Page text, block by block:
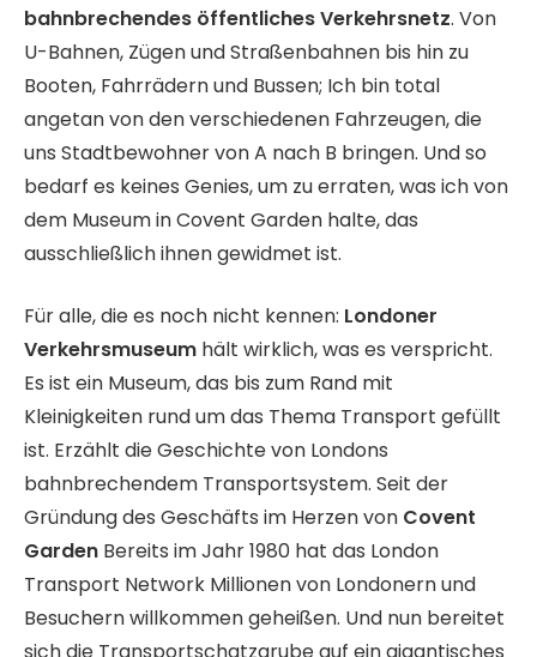
bahnbrechendes öffentliches Verkehrsnetz. Von
U-Bahnen, Zügen und Straßenbahnen bis hin zu
Booten, Fahrrädern und Bussen; Ich bin total
angetan von den verschiedenen Fahrzeugen, die
uns Stadtbewohner von A nach B bringen. Und so
bedarf es keines Genies, um zu erraten, was ich von
dem Museum in Covent Garden halte, das
ausschließlich ihnen gewidmet ist.
Für alle, die es noch nicht kennen: Londoner
Verkehrsmuseum hält wirklich, was es verspricht.
Es ist ein Museum, das bis zum Rand mit
Kleinigkeiten rund um das Thema Transport gefüllt
ist. Erzählt die Geschichte von Londons
bahnbrechendem Transportsystem. Seit der
Gründung des Geschäfts im Herzen von Covent
Garden Bereits im Jahr 1980 hat das London
Transport Network Millionen von Londonern und
Besuchern willkommen geheißen. Und nun bereitet